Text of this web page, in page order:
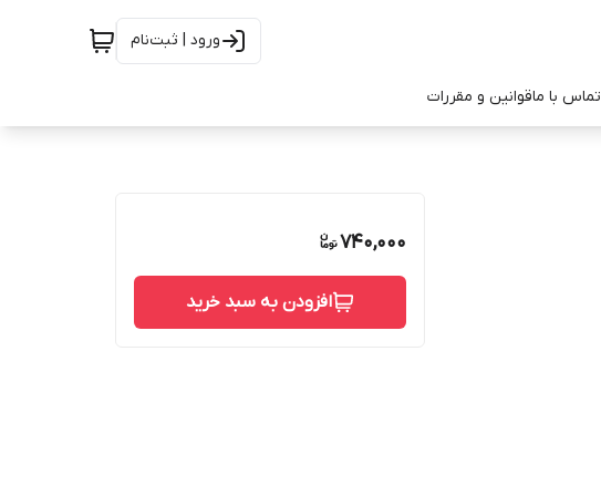
ورود | ثبت‌نام
تماس با ماقوانین و مقررات
740,000
افزودن به سبد خرید